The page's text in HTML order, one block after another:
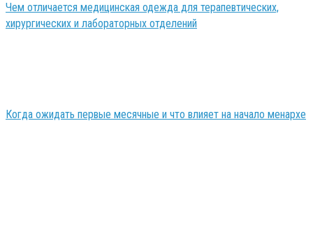
Чем отличается медицинская одежда для терапевтических,
хирургических и лабораторных отделений
Когда ожидать первые месячные и что влияет на начало менархе